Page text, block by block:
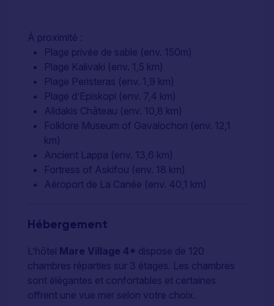
À proximité :
Plage privée de sable (env. 150m)
Plage Kalivaki (env. 1,5 km)
Plage Peristeras (env. 1,9 km)
Plage d’Episkopi (env. 7,4 km)
Alidakis Château (env. 10,8 km)
Folklore Museum of Gavalochori (env. 12,1
km)
Ancient Lappa (env. 13,6 km)
Fortress of Askifou (env. 18 km)
Aéroport de La Canée (env. 40,1 km)
Hébergement
L’hôtel Mare Village 4* dispose de 120
chambres réparties sur 3 étages. Les chambres
sont élégantes et confortables et certaines
offrent une vue mer selon votre choix.